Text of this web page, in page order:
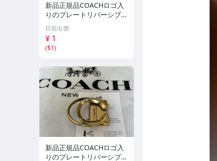
新品正規品COACHロゴ入
りのプレートリバーシブル
スライドシルバー/送料21
0円
目前出價
¥ 1
($1)
新品正規品COACHロゴ入
りのプレートリバーシブル